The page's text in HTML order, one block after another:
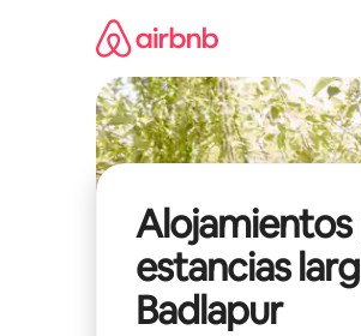
Alojamientos
estancias
Badlapur